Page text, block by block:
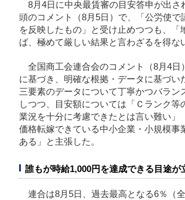
8月4日に中央最賃審の目安答申が出
頭のコメント（8月5日）で、「公労使
を反映したもの」と受け止めつつも、
ば、極めて厳しい結果と言わざるを得な
全国商工会連合会のコメント（8月4
に基づき、明確な根拠・データに基づ
三要素のデータについて丁寧かつバラ
しつつ、目安額については「Ｃランク
業況を十分に考慮できたとは言い難い
価格転嫁できている中小企業・小規模
ある」と主張した。
誰もが時給1,000円を達成できる目途が
連合は8月5日、過去最高となる6％（